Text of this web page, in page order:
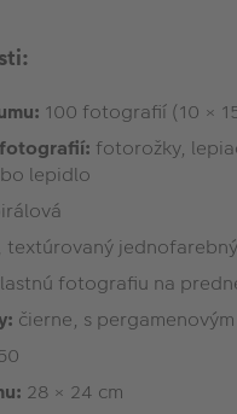
100 fotografií (10 ×
fotorožky,
lepidlo
textúrovaný
fotografiu na
čierne, s
50
28 × 24 cm